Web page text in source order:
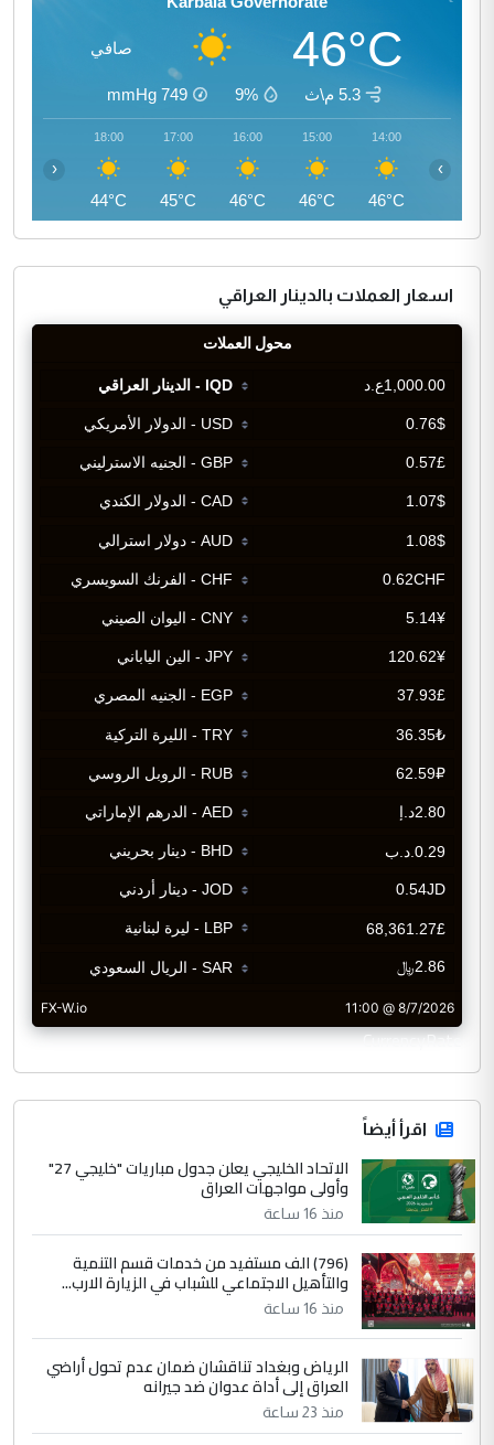
46°C صافي
5.3 م\ث 9%
749
mmHg
14:00
46°C
15:00
46°C
16:00
46°C
17:00
45°C
18:00
44°C
‹ ›
اسعار العملات بالدينار العراقي
CurrencyRate
اقرأ أيضاً
الاتحاد الخليجي يعلن جدول مباريات "خليجي 27"
وأولى مواجهات العراق
منذ 16 ساعة
(796) الف مستفيد من خدمات قسم التنمية
والتأهيل الاجتماعي للشباب في الزيارة الارب...
منذ 16 ساعة
الرياض وبغداد تناقشان ضمان عدم تحول أراضي
العراق إلى أداة عدوان ضد جيرانه
منذ 23 ساعة